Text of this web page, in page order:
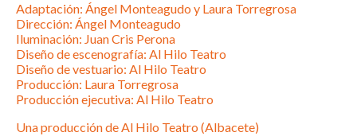
Adaptación: Ángel Monteagudo y Laura Torregrosa
Dirección: Ángel Monteagudo
Iluminación: Juan Cris Perona
Diseño de escenografía: Al Hilo Teatro
Diseño de vestuario: Al Hilo Teatro
Producción: Laura Torregrosa
Producción ejecutiva: Al Hilo Teatro
Una producción de Al Hilo Teatro (Albacete)